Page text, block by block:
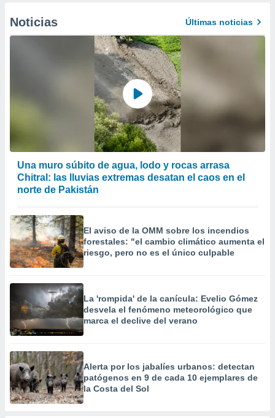
Noticias Últimas noticias
Una muro súbito de agua, lodo y rocas arrasa
Chitral: las lluvias extremas desatan el caos en el
norte de Pakistán
El aviso de la OMM sobre los incendios
forestales: "el cambio climático aumenta el
riesgo, pero no es el único culpable
La 'rompida' de la canícula: Evelio Gómez
desvela el fenómeno meteorológico que
marca el declive del verano
Alerta por los jabalíes urbanos: detectan
patógenos en 9 de cada 10 ejemplares de
la Costa del Sol